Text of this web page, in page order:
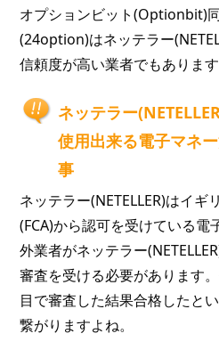
オプションビット(Optionbit)
(24option)はネッテラー
信頼度が高い業者でもあります
ネッテラー
使用出来る電子マネ
事
ネッテラー(NETELLER)はイ
(FCA)から認可を受けている電
外業者がネッテラー
審査を受ける必要があります
目で審査した結果合格したと
繋がりますよね。